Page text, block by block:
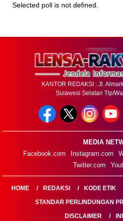
Selected poll is not defined.
KANTOR REDAKSI : Jl.
Sulawesi Selatan Tlp/
MEDIA
Facebook.com
Instagram.com
Twitter.com
HOME REDAKSI KODE ETIK
STANDAR PERLINDUNGAN
DISCLAIMER